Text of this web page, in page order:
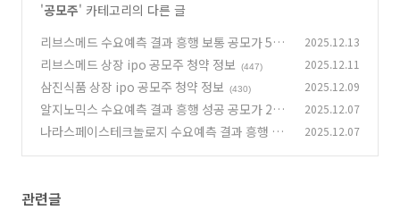
'공모주' 카테고리의 다른 글
리브스메드 수요예측 결과 흥행 보통 공모가 55,
000원 확정
(417)
2025.12.13
리브스메드 상장 ipo 공모주 청약 정보 (447) 2025.12.11
삼진식품 상장 ipo 공모주 청약 정보 (430) 2025.12.09
알지노믹스 수요예측 결과 흥행 성공 공모가 22,
500원 확정
(450)
2025.12.07
나라스페이스테크놀로지 수요예측 결과 흥행 성
2025.12.07
관련글